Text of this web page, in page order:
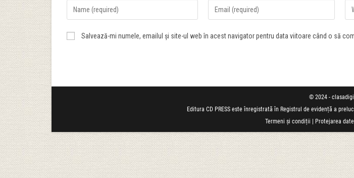
Salvează-mi numele, emailul și site-ul web în acest navigator pentru data viitoare când o să
© 2024 -
Editura CD PRESS este înregistrată în Registrul de evidență a
Termeni și condiții
Protejarea